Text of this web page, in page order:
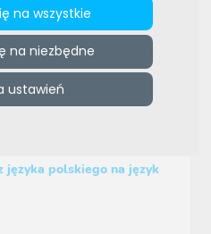
na wszystkie
na niezbędne
ustawień
AKTET>Oferta
języka polskiego na język